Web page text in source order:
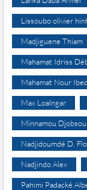
Lissoubo olivier
Madjiguene Thiam
Mahamat Idriss
Mahamat Nour
Max Loalngar
Minnamou
Nadjidoumdé D.
Nadjindo Alex
Pahimi Padacké